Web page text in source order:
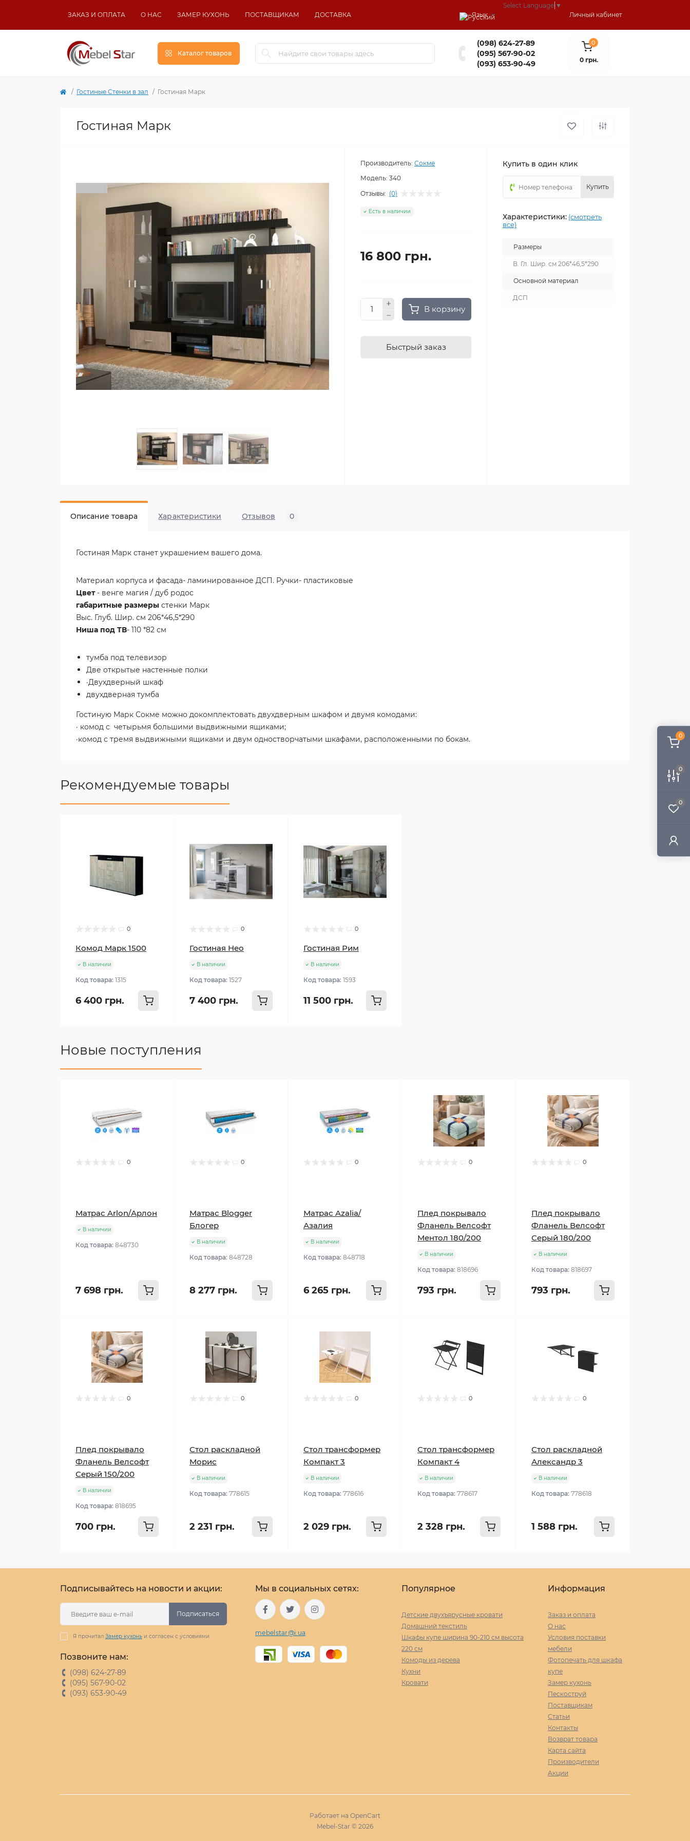
0
0
0
ЗАКАЗ И ОПЛАТА О НАС ЗАМЕР КУХОНЬ ПОСТАВЩИКАМ ДОСТАВКА Язык
Select Language ▼
Личный кабинет
Каталог товаров
(098) 624-27-89
(095) 567-90-02
(093) 653-90-49
0
0 грн.
Гостиные Стенки в зал Гостиная Марк
Гостиная Марк
Производитель: Сокме
Модель: 340
Отзывы: (0)
Есть в наличии
16 800 грн.
В корзину
Быстрый заказ
Купить в один клик
Купить
Характеристики: (смотреть
все)
Размеры
В. Гл. Шир. см 206*46,5*290
Основной материал
ДСП
Описание товара Характеристики Отзывов 0
Гостиная Марк станет украшением вашего дома.
Материал корпуса и фасада- ламинированное ДСП. Ручки- пластиковые
Цвет- венге магия / дуб родос
габаритные размеры стенки Марк
Выс. Глуб. Шир. см 206*46,5*290
Ниша под ТВ- 110 *82 см
тумба под телевизор
Две открытые настенные полки
·Двухдверный шкаф
двухдверная тумба
Гостиную Марк Сокме можно докомплектовать двухдверным шкафом и двумя комодами:
· комод с четырьмя большими выдвижными ящиками;
·комод с тремя выдвижными ящиками и двум одностворчатыми шкафами, расположенными по бокам.
Рекомендуемые товары
0
Комод Марк 1500
В наличии
Код товара: 1315
6 400 грн.
0
Гостиная Нео
В наличии
Код товара: 1527
7 400 грн.
0
Гостиная Рим
В наличии
Код товара: 1593
11 500 грн.
Новые поступления
0
Матрас Arlon/Арлон
В наличии
Код товара: 848730
7 698 грн.
0
Матрас Blogger
Блогер
В наличии
Код товара: 848728
8 277 грн.
0
Матрас Azalia/
Азалия
В наличии
Код товара: 848718
6 265 грн.
0
Плед покрывало
Фланель Велсофт
Ментол 180/200
В наличии
Код товара: 818696
793 грн.
0
Плед покрывало
Фланель Велсофт
Серый 180/200
В наличии
Код товара: 818697
793 грн.
0
Плед покрывало
Фланель Велсофт
Серый 150/200
В наличии
Код товара: 818695
700 грн.
0
Стол раскладной
Морис
В наличии
Код товара: 778615
2 231 грн.
0
Стол трансформер
Компакт 3
В наличии
Код товара: 778616
2 029 грн.
0
Стол трансформер
Компакт 4
В наличии
Код товара: 778617
2 328 грн.
0
Стол раскладной
Александр 3
В наличии
Код товара: 778618
1 588 грн.
Подписывайтесь на новости и акции:
Подписаться
Я прочитал Замер кухонь и согласен с условиями
Позвоните нам:
(098) 624-27-89
(095) 567-90-02
(093) 653-90-49
Мы в социальных сетях:
mebelstar@i.ua
Популярное
Детские двухъярусные кровати
Домашний текстиль
Шкафы купе ширина 90-210 cм высота
220 cм
Комоды из дерева
Кухни
Кровати
Информация
Заказ и оплата
О нас
Условия поставки
мебели
Фотопечать для шкафа
купе
Замер кухонь
Пескоструй
Поставщикам
Статьи
Контакты
Возврат товара
Карта сайта
Производители
Акции
Работает на OpenCart
Mebel-Star © 2026